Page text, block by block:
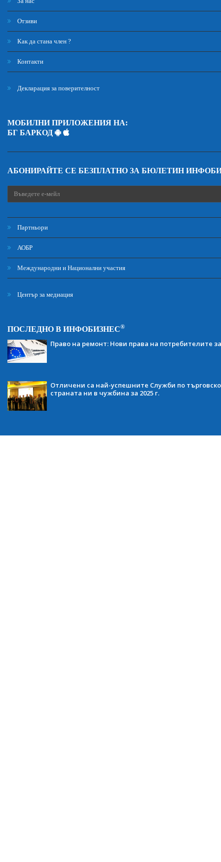
Отзиви
Как да стана член ?
Контакти
Декларация за поверителност
МОБИЛНИ ПРИЛОЖЕНИЯ НА:
БГ БАРКОД
АБОНИРАЙТЕ СЕ БЕЗПЛАТНО ЗА БЮЛЕТИН
Партньори
АОБР
Международни и Национални участия
Център за медиация
ПОСЛЕДНО В ИНФОБИЗНЕС®
Право на ремонт: Нови права на потребителите
Отличени са най-успешните Служби по
страната ни в чужбина за 2025 г.